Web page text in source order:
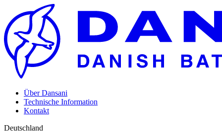
Über Dansani
Technische Information
Kontakt
Deutschland